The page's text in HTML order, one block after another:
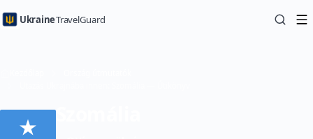
UkraineTravelGuard